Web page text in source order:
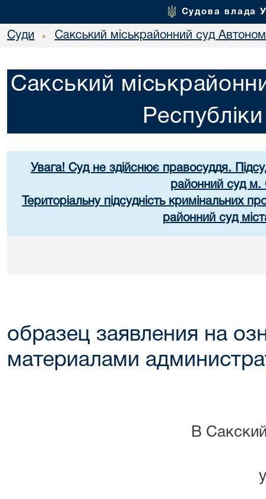
Судова влада
Суди • Сакський міськрайонний суд
Сакський
Увага! Суд не здійснює правосуддя.
районний суд м.
Територіальну підсудність кримінальних
районний суд
образец заявления на
материалами
В